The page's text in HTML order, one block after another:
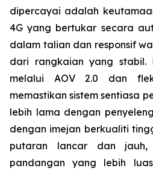
dipercayai adalah
4G yang bertukar secara
dalam talian dan responsif
dari rangkaian yang stabil.
melalui AOV 2.0 dan
memastikan sistem sentiasa
lebih lama dengan
dengan imejan berkualiti
putaran lancar dan jauh,
pandangan yang lebih